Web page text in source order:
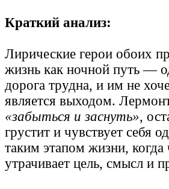
Краткий анализ:
Лирические герои обоих
жизнь как ночной путь —
дорога трудна, и им не
является выходом.
«забыться и заснуть»,
грустит и чувствует себя
таким этапом жизни,
утрачивает цель, смысл и